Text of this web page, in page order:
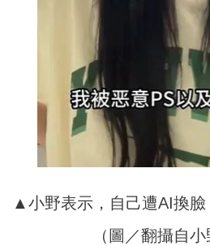
▲小野表示，自己遭AI換臉
（圖／翻攝自小